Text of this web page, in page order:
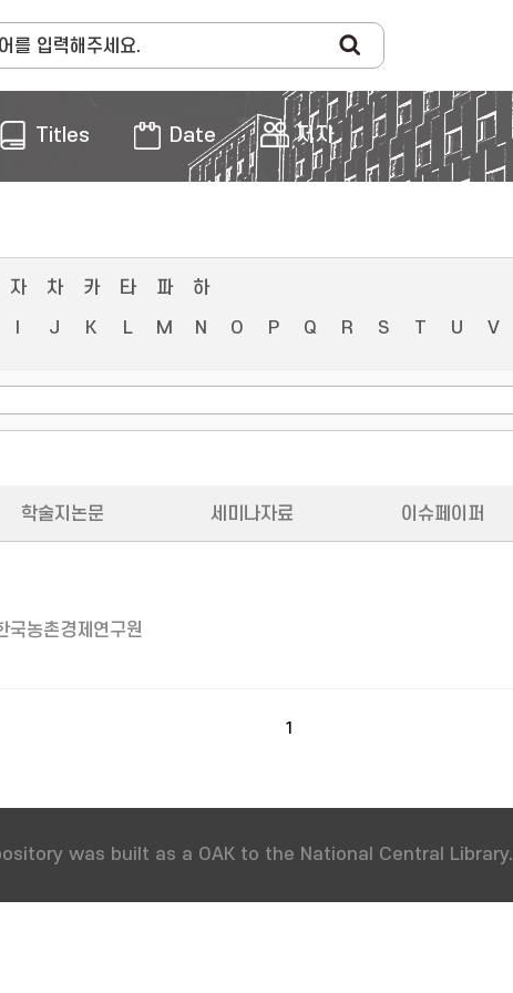
Titles Date 저자
자 차 카 타 파
하
J K L M N O P Q R S T U V
학술지논문 세미나자료 이슈페이퍼
국농촌경제연구원
1
was built as a OAK to the National Central Library.